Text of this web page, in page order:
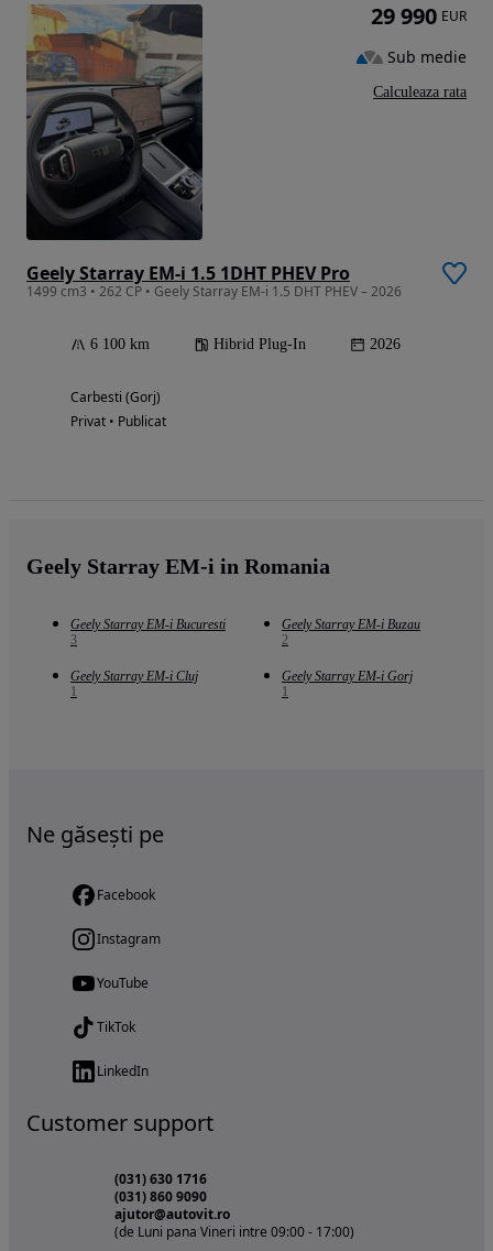
Geely Starray EM-i 1.5 1DHT PHEV Pro
1499 cm3 • 262 CP • Geely Starray EM-i 1.5 DHT PHEV – 2026
6 100 km Hibrid Plug-In 2026
Carbesti (Gorj)
Privat • Publicat
29 990 EUR
Sub medie
Calculeaza rata
Geely Starray EM-i in Romania
Geely Starray EM-i Bucuresti
3
Geely Starray EM-i Buzau
2
Geely Starray EM-i Cluj
1
Geely Starray EM-i Gorj
1
Ne găsești pe
Facebook
Instagram
YouTube
TikTok
LinkedIn
Customer support
(031) 630 1716
(031) 860 9090
ajutor@autovit.ro
(de Luni pana Vineri intre 09:00 - 17:00)